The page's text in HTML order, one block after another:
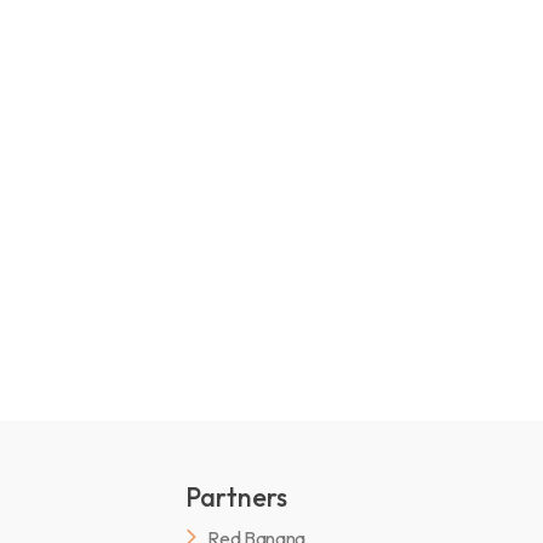
Partners
Red Banana